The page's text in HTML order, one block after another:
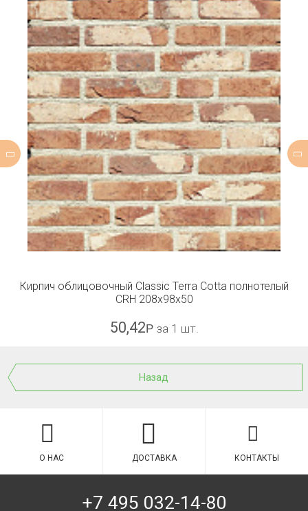
Кирпич облицовочный Classic Terra Cotta полнотелый
CRH 208x98x50
50,42Р за 1 шт.
Назад
О НАС ДОСТАВКА КОНТАКТЫ
+7 495 032-14-80